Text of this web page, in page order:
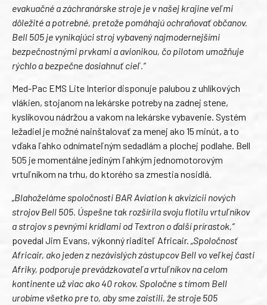
evakuačné a záchranárske stroje je v našej krajine veľmi
dôležité a potrebné, pretože pomáhajú ochraňovať občanov.
Bell 505 je vynikajúci stroj vybavený najmodernejšími
bezpečnostnými prvkami a avionikou, čo pilotom umožňuje
rýchlo a bezpečne dosiahnuť cieľ.“
Med-Pac EMS Lite Interior disponuje palubou z uhlíkových
vlákien, stojanom na lekárske potreby na zadnej stene,
kyslíkovou nádržou a vakom na lekárske vybavenie. Systém
ležadiel je možné nainštalovať za menej ako 15 minút, a to
vďaka ľahko odnímateľným sedadlám a plochej podlahe. Bell
505 je momentálne jediným ľahkým jednomotorovým
vrtuľníkom na trhu, do ktorého sa zmestia nosidlá.
„Blahoželáme spoločnosti BAR Aviation k akvizícii nových
strojov Bell 505. Úspešne tak rozšírila svoju flotilu vrtuľníkov
a strojov s pevnými krídlami od Textron o ďalší prírastok,“
povedal Jim Evans, výkonný riaditeľ Africair. „Spoločnosť
Africair, ako jeden z nezávislých zástupcov Bell vo veľkej časti
Afriky, podporuje prevádzkovateľa vrtuľníkov na celom
kontinente už viac ako 40 rokov. Spoločne s tímom Bell
urobíme všetko pre to, aby sme zaistili, že stroje 505